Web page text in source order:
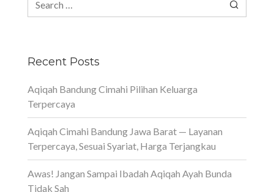
Recent Posts
Aqiqah Bandung Cimahi Pilihan Keluarga
Terpercaya
Aqiqah Cimahi Bandung Jawa Barat — Layanan
Terpercaya, Sesuai Syariat, Harga Terjangkau
Awas! Jangan Sampai Ibadah Aqiqah Ayah Bunda
Tidak Sah